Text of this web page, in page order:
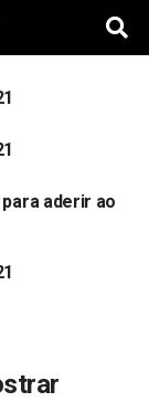
aderir ao